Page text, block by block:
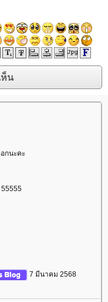
กนะคะ
7 มีนาคม 2568